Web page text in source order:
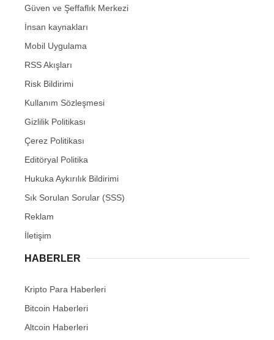
Güven ve Şeffaflık Merkezi
İnsan kaynakları
Mobil Uygulama
RSS Akışları
Risk Bildirimi
Kullanım Sözleşmesi
Gizlilik Politikası
Çerez Politikası
Editöryal Politika
Hukuka Aykırılık Bildirimi
Sık Sorulan Sorular (SSS)
Reklam
İletişim
HABERLER
Kripto Para Haberleri
Bitcoin Haberleri
Altcoin Haberleri